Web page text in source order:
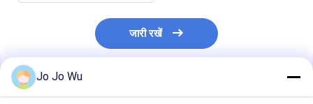
जारी रखें
अनुशंसित उत्पाद
Jo Jo Wu